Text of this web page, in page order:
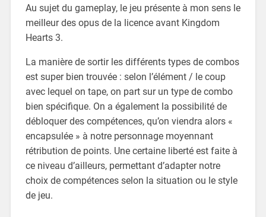
Au sujet du gameplay, le jeu présente à mon sens le
meilleur des opus de la licence avant Kingdom
Hearts 3.
La manière de sortir les différents types de combos
est super bien trouvée : selon l’élément / le coup
avec lequel on tape, on part sur un type de combo
bien spécifique. On a également la possibilité de
débloquer des compétences, qu’on viendra alors «
encapsulée » à notre personnage moyennant
rétribution de points. Une certaine liberté est faite à
ce niveau d’ailleurs, permettant d’adapter notre
choix de compétences selon la situation ou le style
de jeu.